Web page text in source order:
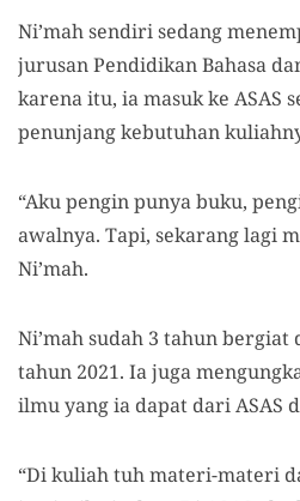
Ni’mah sendiri sedang
jurusan Pendidikan Bahasa
karena itu, ia masuk ke ASAS
penunjang kebutuhan
“Aku pengin punya buku,
awalnya. Tapi, sekarang lagi
Ni’mah.
Ni’mah sudah 3 tahun bergiat
tahun 2021. Ia juga
ilmu yang ia dapat dari ASAS
“Di kuliah tuh materi-materi